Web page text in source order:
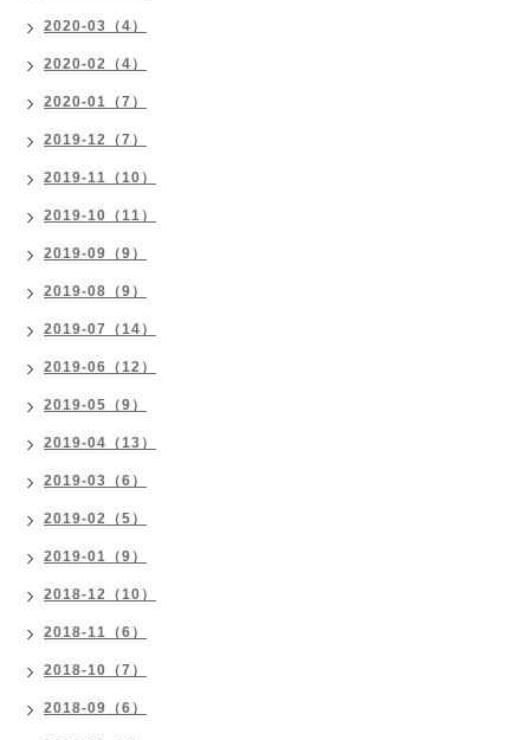
2020-03（4）
2020-02（4）
2020-01（7）
2019-12（7）
2019-11（10）
2019-10（11）
2019-09（9）
2019-08（9）
2019-07（14）
2019-06（12）
2019-05（9）
2019-04（13）
2019-03（6）
2019-02（5）
2019-01（9）
2018-12（10）
2018-11（6）
2018-10（7）
2018-09（6）